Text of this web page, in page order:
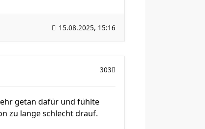
15.08.2025, 15:16
303
getan dafür und fühlte
zu lange schlecht drauf.